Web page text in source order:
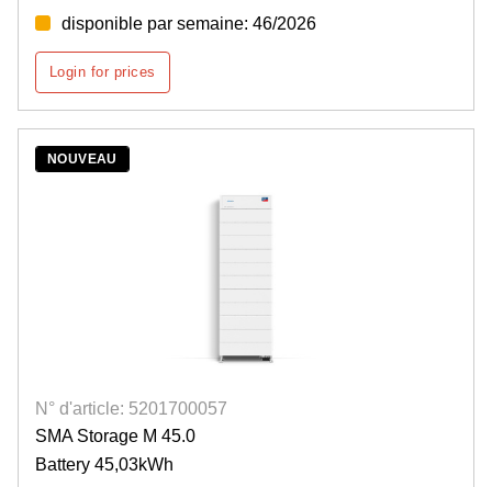
disponible par semaine: 46/2026
Login for prices
NOUVEAU
N° d'article: 5201700057
SMA Storage M 45.0
Battery 45,03kWh